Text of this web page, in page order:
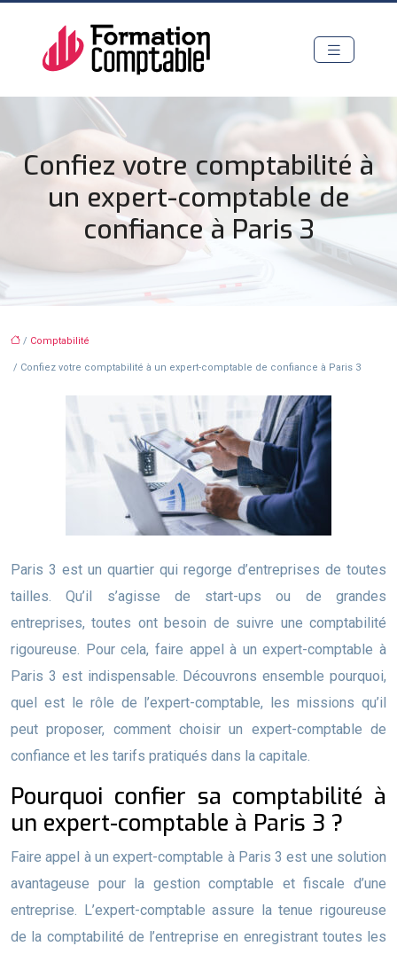
Confiez votre comptabilité à
un expert-comptable de
confiance à Paris 3
/ Comptabilité
/ Confiez votre comptabilité à un expert-comptable de confiance à Paris 3
Paris 3 est un quartier qui regorge d’entreprises de toutes
tailles. Qu’il s’agisse de start-ups ou de grandes
entreprises, toutes ont besoin de suivre une comptabilité
rigoureuse. Pour cela, faire appel à un expert-comptable à
Paris 3 est indispensable. Découvrons ensemble pourquoi,
quel est le rôle de l’expert-comptable, les missions qu’il
peut proposer, comment choisir un expert-comptable de
confiance et les tarifs pratiqués dans la capitale.
Pourquoi confier sa comptabilité à
un expert-comptable à Paris 3 ?
Faire appel à un expert-comptable à Paris 3 est une solution
avantageuse pour la gestion comptable et fiscale d’une
entreprise. L’expert-comptable assure la tenue rigoureuse
de la comptabilité de l’entreprise en enregistrant toutes les